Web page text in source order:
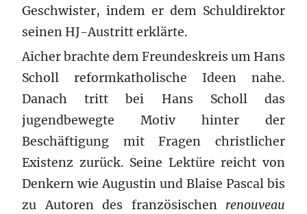
Geschwister, indem er dem Schuldirektor
seinen HJ-Austritt erklärte.
Aicher brachte dem Freundeskreis um Hans
Scholl reformkatholische Ideen nahe.
Danach tritt bei Hans Scholl das
jugendbewegte Motiv hinter der
Beschäftigung mit Fragen christlicher
Existenz zurück. Seine Lektüre reicht von
Denkern wie Augustin und Blaise Pascal bis
zu Autoren des französischen renouveau